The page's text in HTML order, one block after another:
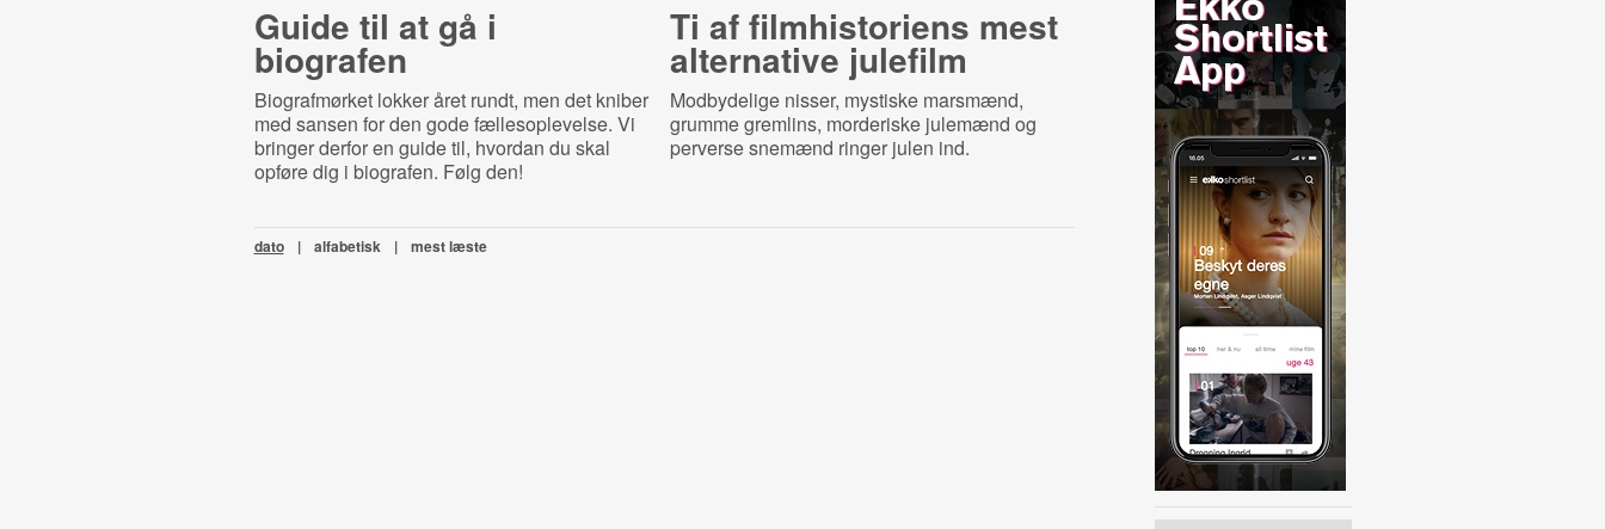
Guide til at gå i
biografen
Biografmørket lokker året rundt, men det kniber
med sansen for den gode fællesoplevelse. Vi
bringer derfor en guide til, hvordan du skal
opføre dig i biografen. Følg den!
Ti af filmhistoriens mest
alternative julefilm
Modbydelige nisser, mystiske marsmænd,
grumme gremlins, morderiske julemænd og
perverse snemænd ringer julen ind.
dato | alfabetisk | mest læste